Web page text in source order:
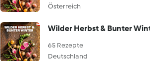
Österreich
Wilder Herbst & Bunter
65 Rezepte
Deutschland